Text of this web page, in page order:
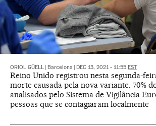
ORIOL GÜELL Barcelona DEC 13, 2021 - 11:55 EST
Reino Unido registrou nesta segunda-
morte causada pela nova variante. 70%
analisados pelo Sistema de Vigilância
pessoas que se contagiaram localmente